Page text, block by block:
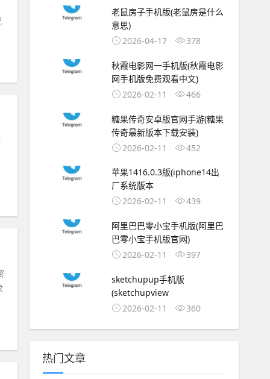
老鼠房子手机版(老鼠房是什么
意思)
2026-04-17
378
秋霞电影网一手机版(秋霞电影
网手机版免费观看中文)
2026-02-11
466
糖果传奇安卓版官网手游(糖果
传奇最新版本下载安装)
2026-02-11
452
苹果1416.0.3版(iphone14出
厂系统版本
2026-02-11
439
阿里巴巴零小宝手机版(阿里巴
巴零小宝手机版官网)
2026-02-11
397
sketchupup手机版
(sketchupview
2026-02-11
360
热门文章